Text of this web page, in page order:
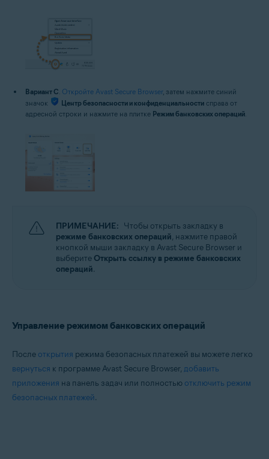
Вариант C. Откройте Avast Secure Browser, затем нажмите синий
значок
Центр безопасности и конфиденциальности справа от
адресной строки и нажмите на плитке Режим банковских операций.
ПРИМЕЧАНИЕ: Чтобы открыть закладку в
режиме банковских операций, нажмите правой
кнопкой мыши закладку в Avast Secure Browser и
выберите Открыть ссылку в режиме банковских
операций.
Управление режимом банковских операций
После открытия режима безопасных платежей вы можете легко
вернуться к программе Avast Secure Browser, добавить
приложения на панель задач или полностью отключить режим
безопасных платежей.